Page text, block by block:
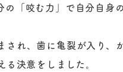
「咬む力」で自分自身
れ、歯に亀裂が入り、
決意をしました。